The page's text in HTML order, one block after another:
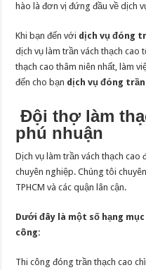
hào là đơn vị đứng đầu về dịch
Khi bạn đến với dịch vụ đóng
dịch vụ làm trần vách thạch cao
thạch cao thâm niên nhất, làm
đến cho bạn dịch vụ đóng
Đội thợ làm
phú nhuận
Dịch vụ làm trần vách thạch cao
chuyên nghiệp. Chúng tôi
TPHCM và các quận lân cận.
Dưới đây là một số hạng
công:
Thi công đóng trần thạch cao